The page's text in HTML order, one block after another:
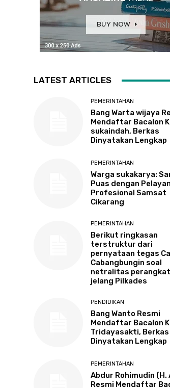
LATEST ARTICLES
PEMERINTAHAN
Bang Warta wijaya
Mendaftar Bacalon
sukaindah, Berkas
Dinyatakan Lengkap
PEMERINTAHAN
Warga sukakarya:
Puas dengan
Profesional Samsat
Cikarang
PEMERINTAHAN
Berikut ringkasan
terstruktur dari
pernyataan tegas
Cabangbungin soal
netralitas
jelang Pilkades
PENDIDIKAN
Bang Wanto Resmi
Mendaftar Bacalon
Tridayasakti, Berkas
Dinyatakan Lengkap
PEMERINTAHAN
Abdur Rohimudin (H.
Resmi Mendaftar